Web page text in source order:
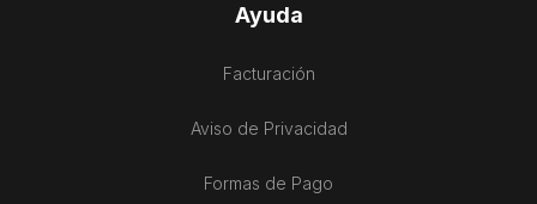
Ayuda
Facturación
Aviso de Privacidad
Formas de Pago